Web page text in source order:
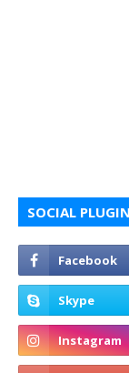
SOCIAL PLUGIN